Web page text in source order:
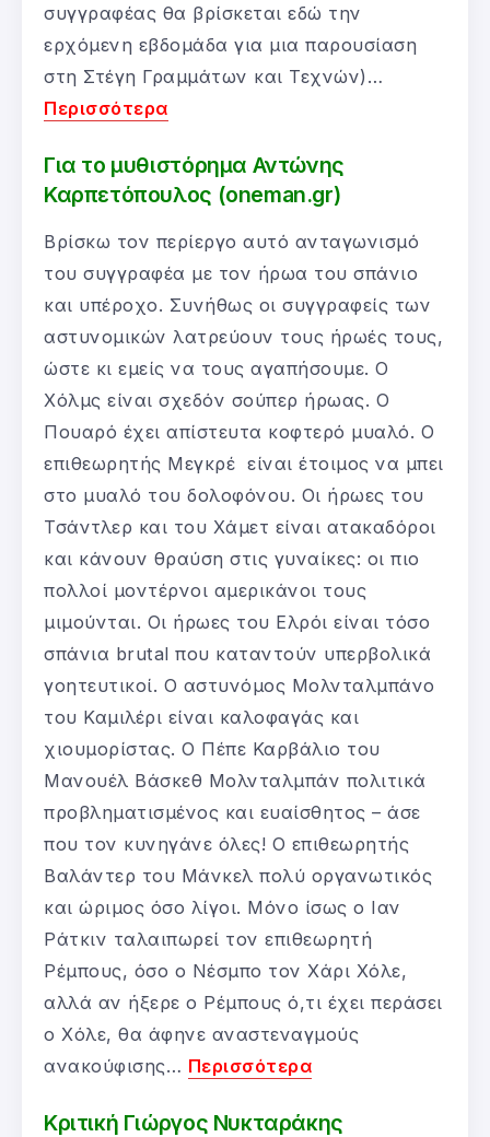
συγγραφέας θα βρίσκεται εδώ την
ερχόμενη εβδομάδα για μια παρουσίαση
στη Στέγη Γραμμάτων και Τεχνών)…
Περισσότερα
Για το μυθιστόρημα Αντώνης
Καρπετόπουλος (oneman.gr)
Βρίσκω τον περίεργο αυτό ανταγωνισμό
του συγγραφέα με τον ήρωα του σπάνιο
και υπέροχο. Συνήθως οι συγγραφείς των
αστυνομικών λατρεύουν τους ήρωές τους,
ώστε κι εμείς να τους αγαπήσουμε. Ο
Χόλμς είναι σχεδόν σούπερ ήρωας. Ο
Πουαρό έχει απίστευτα κοφτερό μυαλό. Ο
επιθεωρητής Μεγκρέ είναι έτοιμος να μπει
στο μυαλό του δολοφόνου. Οι ήρωες του
Τσάντλερ και του Χάμετ είναι ατακαδόροι
και κάνουν θραύση στις γυναίκες: οι πιο
πολλοί μοντέρνοι αμερικάνοι τους
μιμούνται. Οι ήρωες του Ελρόι είναι τόσο
σπάνια brutal που καταντούν υπερβολικά
γοητευτικοί. Ο αστυνόμος Μολνταλμπάνο
του Καμιλέρι είναι καλοφαγάς και
χιουμορίστας. Ο Πέπε Καρβάλιο του
Μανουέλ Βάσκεθ Μολνταλμπάν πολιτικά
προβληματισμένος και ευαίσθητος – άσε
που τον κυνηγάνε όλες! Ο επιθεωρητής
Βαλάντερ του Μάνκελ πολύ οργανωτικός
και ώριμος όσο λίγοι. Μόνο ίσως ο Ιαν
Ράτκιν ταλαιπωρεί τον επιθεωρητή
Ρέμπους, όσο ο Νέσμπο τον Χάρι Χόλε,
αλλά αν ήξερε ο Ρέμπους ό,τι έχει περάσει
ο Χόλε, θα άφηνε αναστεναγμούς
ανακούφισης… Περισσότερα
Κριτική Γιώργος Νυκταράκης